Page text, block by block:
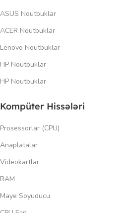
ASUS Noutbuklar
ACER Noutbuklar
Lenovo Noutbuklar
HP Noutbuklar
HP Noutbuklar
Kompüter Hissələri
Prosessorlar (CPU)
Anaplatalar
Videokartlar
RAM
Maye Soyuducu